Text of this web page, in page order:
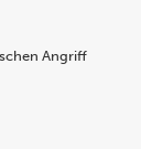
Angriff